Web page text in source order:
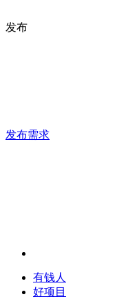
发布
发布需求
有钱人
好项目